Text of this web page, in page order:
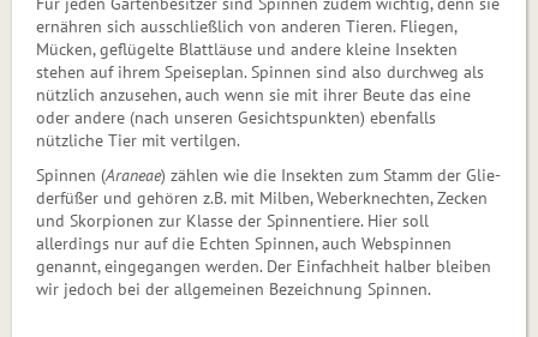
ernähren sich ausschließlich von anderen Tieren. Fliegen,
Mücken, geflügelte Blattläuse und andere kleine Insekten
stehen auf ihrem Speiseplan. Spinnen sind also durchweg als
nützlich anzusehen, auch wenn sie mit ihrer Beute das eine
oder andere (nach unseren Gesichtspunkten) ebenfalls
nützliche Tier mit vertilgen.
Spinnen (Araneae) zählen wie die Insekten zum Stamm der Glie­
derfüßer und gehören z.B. mit Milben, Weberknechten, Zecken
und Skorpionen zur Klasse der Spinnentiere. Hier soll
allerdings nur auf die Echten Spinnen, auch Webspinnen
genannt, eingegangen wer­den. Der Einfachheit halber bleiben
wir jedoch bei der allgemeinen Bezeichnung Spinnen.